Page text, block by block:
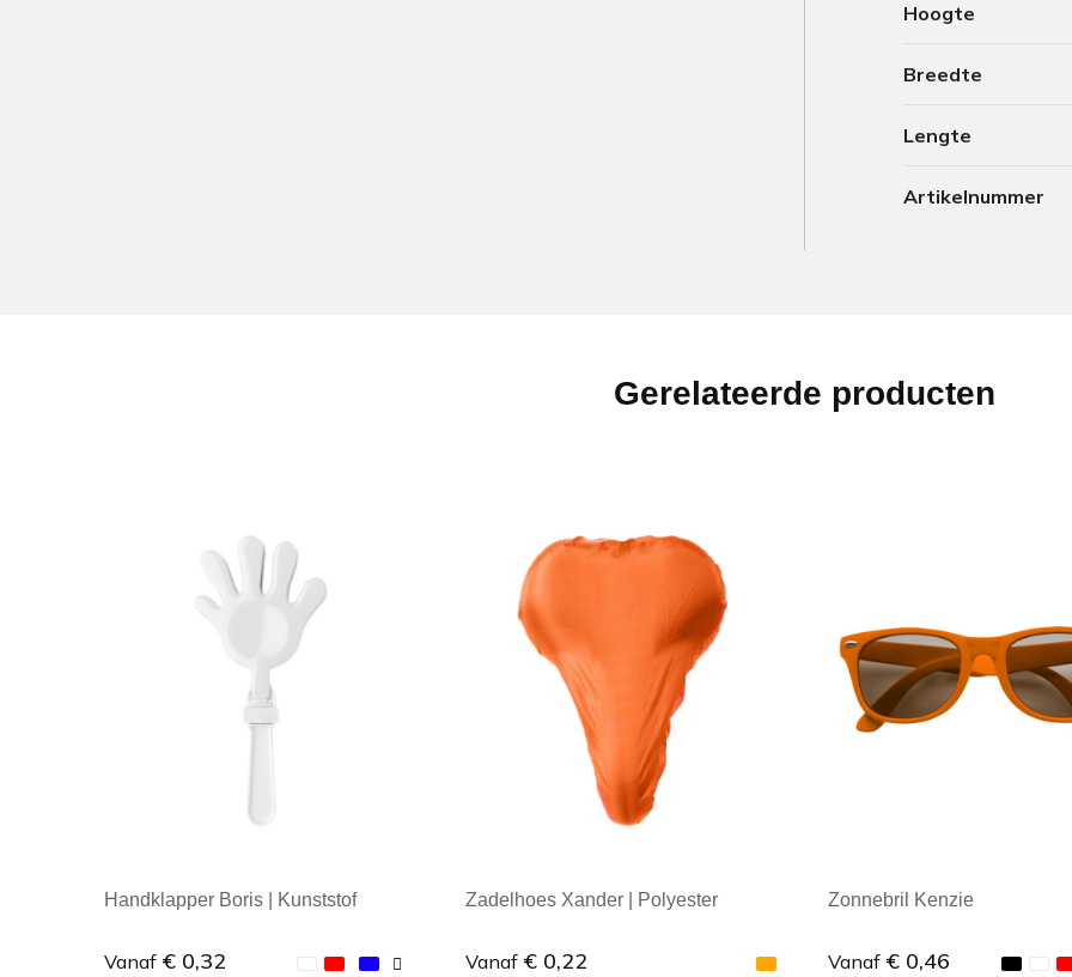
Hoogte
Breedte
Lengte
Artikelnummer
Gerelateerde producten
Handklapper Boris | Kunststof
Vanaf € 0,32
Zadelhoes Xander | Polyester
Vanaf € 0,22
Zonnebril Kenzie
Vanaf € 0,46